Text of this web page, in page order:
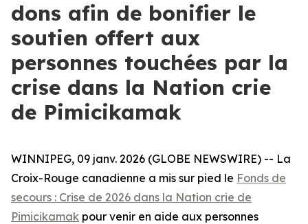
dons afin de bonifier le
soutien offert aux
personnes touchées par la
crise dans la Nation crie
de Pimicikamak
WINNIPEG, 09 janv. 2026 (GLOBE NEWSWIRE) -- La
Croix-Rouge canadienne a mis sur pied le Fonds de
secours : Crise de 2026 dans la Nation crie de
Pimicikamak pour venir en aide aux personnes